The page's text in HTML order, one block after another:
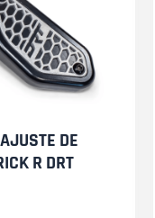
DE
R DRT